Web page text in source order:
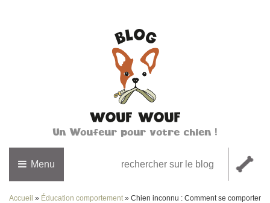
Un Woufeur pour votre chien !
Menu
Accueil » Éducation comportement » Chien inconnu : Comment se comporter